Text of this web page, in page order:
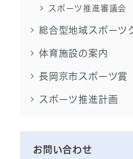
スポーツ推進審議会
総合型地域スポーツ
体育施設の案内
長岡京市スポーツ賞
スポーツ推進計画
お問い合わせ